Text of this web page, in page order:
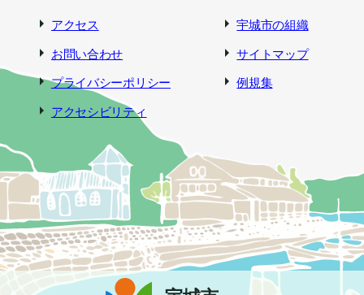
アクセス
宇城市の組織
お問い合わせ
サイトマップ
プライバシーポリシー
例規集
アクセシビリティ